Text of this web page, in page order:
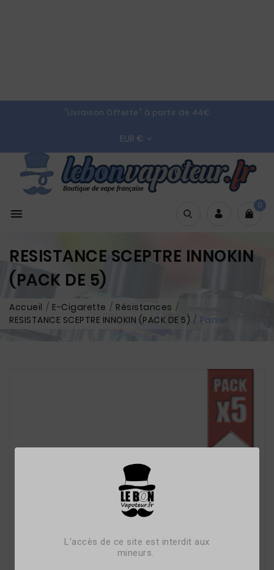
L'accès de ce site est interdit aux
mineurs.
"Livraison Offerte" à partir de 44€
EUR € 

0
RESISTANCE SCEPTRE INNOKIN
(PACK DE 5)
Accueil E-Cigarette
Résistances
RESISTANCE SCEPTRE INNOKIN (PACK DE 5)
Panier